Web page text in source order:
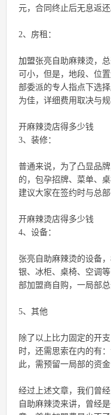
元，合同终止后无息返还
2、房租：
加盟张亮自助麻辣烫，
可小，但是，地段、位
部委派的专人指点下选
为佳，详细费用取决与
开麻辣烫店得多少钱
3、装修：
普通来说，为了凸显品
的，包孕招牌、菜单、
建议大家在签约时与总部
开麻辣烫店得多少钱
4、设备：
张亮自助麻辣烫的设备
银、冰柜、桌椅、空调
部加盟商自购，一局部
5、其他
除了以上比力固定的开
时，还需思索在内的有
此，需预留一局部的资金
经过上述文章，我们曾
自助麻辣烫来讲，曾经